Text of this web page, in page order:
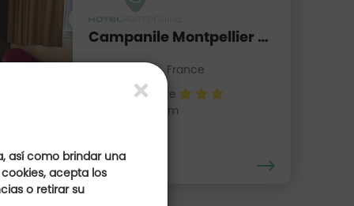
así como brindar una
acepta los
o retirar su
Campanile Montpellier Centre St Roch***
Occitanie, France
Hotel Partenaire
Distancia : 10 Km